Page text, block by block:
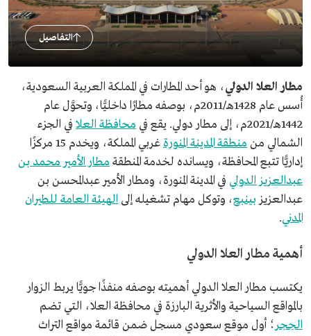
التفاصيل
مطار العلا الدولي، هو أحد المطارات في المملكة العربية السعودية،
أُسس عام 1428هـ/2011م، بوصفه مطارًا داخليًّا، وتحوَّل عام
1442هـ/2021م، إلى مطار دولي. يقع في
محافظة العلا في الجزء
الشمالي من منطقة المدينة المنورة
غربي المملكة، ويخدم 15 مركزًا
إداريًّا تتبع المحافظة، ويسانده لخدمة المنطقة مطار الأمير محمد بن
عبدالعزيز الدولي في المدينة المنورة، ومطار الأمير عبدالمحسن بن
عبدالعزيز بينبع، وتوكل مهام تشغيله إلى الهيئة العامة للطيران
المدني.
أهمية مطار العلا الدولي
يكتسب مطار العلا الدولي أهميته بوصفه منفذًا جويًّا يربط الزوار
بالمواقع السياحية والأثرية البارزة في محافظة العلا، التي تضم
الحِجر ؛ أول موقع سعودي مسجل ضمن قائمة مواقع التراث